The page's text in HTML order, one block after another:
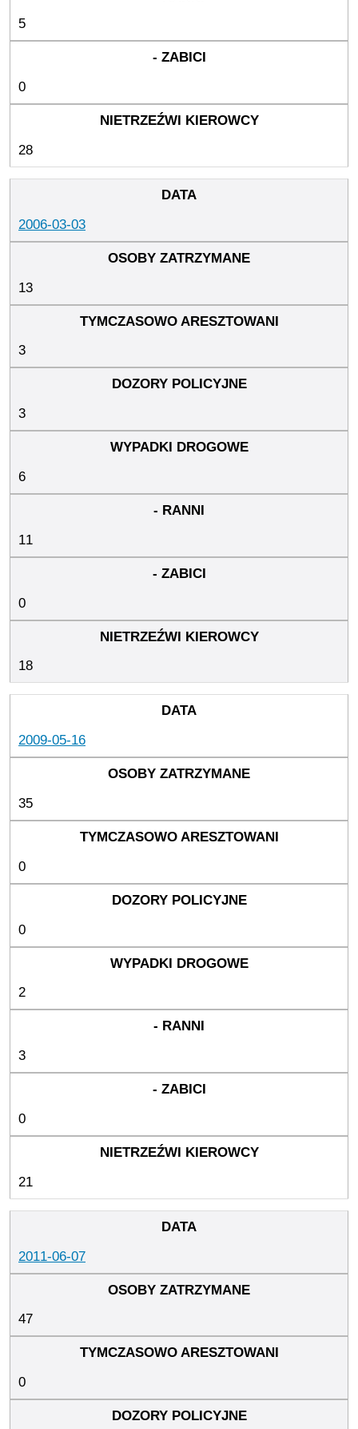
5
0
28
2006-03-03
13
3
3
6
11
0
18
2009-05-16
35
0
0
2
3
0
21
2011-06-07
47
0